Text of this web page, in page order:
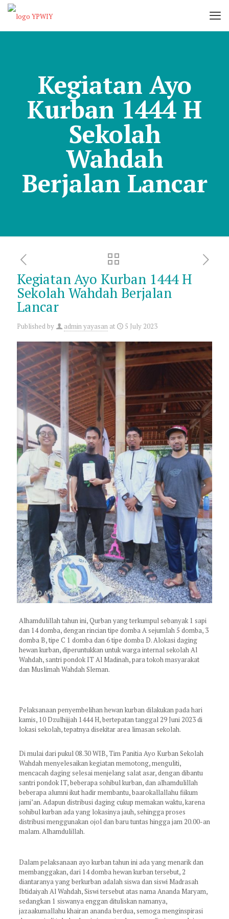
Kegiatan Ayo
Kurban 1444 H
Sekolah
Wahdah
Berjalan Lancar
Kegiatan Ayo Kurban 1444 H
Sekolah Wahdah Berjalan
Lancar
Published by admin yayasan at 5 July 2023
Alhamdulillah tahun ini, Qurban yang terkumpul sebanyak 1 sapi
dan 14 domba, dengan rincian tipe domba A sejumlah 5 domba, 3
domba B, tipe C 1 domba dan 6 tipe domba D. Alokasi daging
hewan kurban, diperuntukkan untuk warga internal sekolah Al
Wahdah, santri pondok IT Al Madinah, para tokoh masyarakat
dan Muslimah Wahdah Sleman.
Pelaksanaan penyembelihan hewan kurban dilakukan pada hari
kamis, 10 Dzulhijjah 1444 H, bertepatan tanggal 29 Juni 2023 di
lokasi sekolah, tepatnya disekitar area limasan sekolah.
Di mulai dari pukul 08.30 WIB, Tim Panitia Ayo Kurban Sekolah
Wahdah menyelesaikan kegiatan memotong, menguliti,
mencacah daging selesai menjelang salat asar, dengan dibantu
santri pondok IT, beberapa sohibul kurban, dan alhamdulillah
beberapa alumni ikut hadir membantu, baarokallallahu fiikum
jami’an. Adapun distribusi daging cukup memakan waktu, karena
sohibul kurban ada yang lokasinya jauh, sehingga proses
distribusi menggunakan ojol dan baru tuntas hingga jam 20.00-an
malam. Alhamdulillah.
Dalam pelaksanaan ayo kurban tahun ini ada yang menarik dan
membanggakan, dari 14 domba hewan kurban tersebut, 2
diantaranya yang berkurban adalah siswa dan siswi Madrasah
Ibtidaiyah Al Wahdah, Siswi tersebut atas nama Ananda Maryam,
sedangkan 1 siswanya enggan dituliskan namanya,
jazaakumallahu khairan ananda berdua, semoga menginspirasi